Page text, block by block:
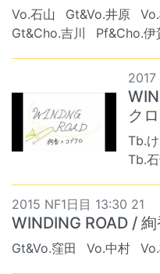
Vo.石山 Gt&Vo.井原
Gt&Cho.吉川
Pf&Cho.伊
クロ
Tb.
Tb.
2015 NF1日目 13:30 21
WINDING ROAD /
Gt&Vo.窪田 Vo.中村